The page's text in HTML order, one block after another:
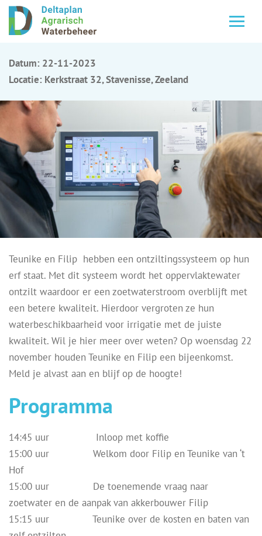
Datum: 22-11-2023
Locatie: Kerkstraat 32, Stavenisse, Zeeland
Teunike en Filip hebben een ontziltingssysteem op hun
erf staat. Met dit systeem wordt het oppervlaktewater
ontzilt waardoor er een zoetwaterstroom overblijft met
een betere kwaliteit. Hierdoor vergroten ze hun
waterbeschikbaarheid voor irrigatie met de juiste
kwaliteit. Wil je hier meer over weten? Op woensdag 22
november houden Teunike en Filip een bijeenkomst.
Meld je alvast aan en blijf op de hoogte!
Programma
14:45 uur Inloop met koffie
15:00 uur Welkom door Filip en Teunike van ‘t
Hof
15:00 uur De toenemende vraag naar
zoetwater en de aanpak van akkerbouwer Filip
15:15 uur Teunike over de kosten en baten van